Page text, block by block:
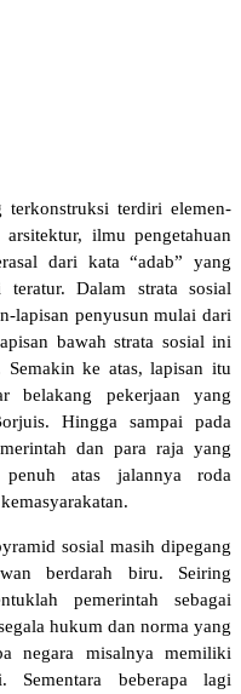
terkonstruksi terdiri elemen-
ilmu pengetahuan
dari kata “adab” yang
Dalam strata sosial
lapisan penyusun mulai dari
bawah strata sosial ini
Semakin ke atas, lapisan itu
belakang pekerjaan yang
Hingga sampai pada
dan para raja yang
atas jalannya roda
sosial masih dipegang
berdarah biru. Seiring
pemerintah sebagai
hukum dan norma yang
negara misalnya memiliki
Sementara beberapa lagi